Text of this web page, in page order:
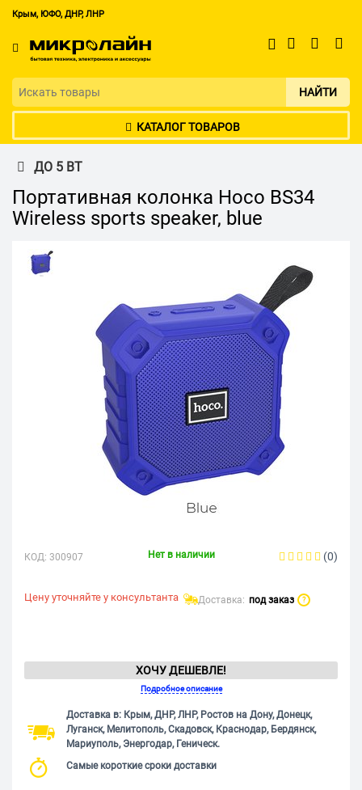
Крым, ЮФО, ДНР, ЛНР
НАЙТИ
КАТАЛОГ ТОВАРОВ
ДО 5 ВТ
Портативная колонка Hoco BS34
Wireless sports speaker, blue
КОД: 300907 Нет в наличии (0)
Цену уточняйте у консультанта Доставка: под заказ ?
ХОЧУ ДЕШЕВЛЕ!
Подробное описание
Доставка в: Крым, ДНР, ЛНР, Ростов на Дону, Донецк,
Луганск, Мелитополь, Скадовск, Краснодар, Бердянск,
Мариуполь, Энергодар, Геническ.
Самые короткие сроки доставки